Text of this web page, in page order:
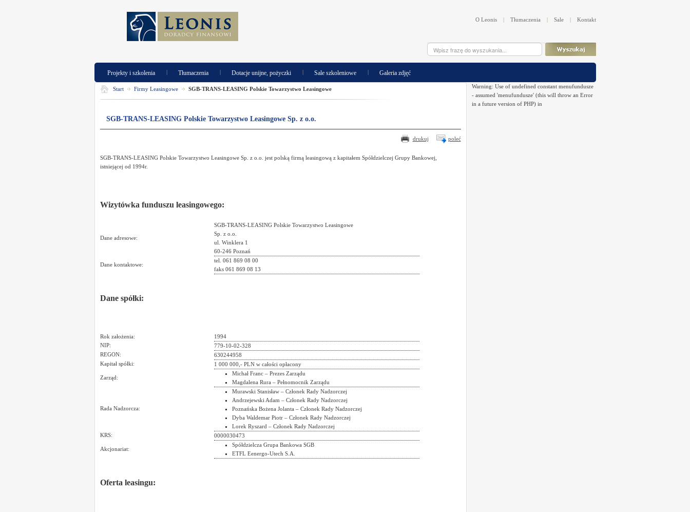
O Leonis | Tłumaczenia | Sale | Kontakt
Projekty i szkolenia | Tłumaczenia | Dotacje unijne, pożyczki | Sale szkoleniowe | Galeria zdjęć
Start Firmy Leasingowe SGB-TRANS-LEASING Polskie Towarzystwo Leasingowe
SGB-TRANS-LEASING Polskie Towarzystwo Leasingowe Sp. z o.o.
poleć
drukuj
SGB-TRANS-LEASING Polskie Towarzystwo Leasingowe Sp. z o.o. jest polską firmą leasingową z kapitałem Spółdzielczej Grupy Bankowej,
istniejącej od 1994r.
Wizytówka funduszu leasingowego:
Dane adresowe:
SGB-TRANS-LEASING Polskie Towarzystwo Leasingowe
Sp. z o.o.
ul. Winklera 1
60-246 Poznań
Dane kontaktowe:
tel. 061 869 08 00
faks 061 869 08 13
Dane spółki:
Rok założenia:
1994
NIP:
779-10-02-328
REGON:
630244958
Kapitał spółki:
1 000 000,- PLN w całości opłacony
Zarząd:
Michał Franc – Prezes Zarządu
Magdalena Rura – Pełnomocnik Zarządu
Rada Nadzorcza:
Murawski Stanisław – Członek Rady Nadzorczej
Andrzejewski Adam – Członek Rady Nadzorczej
Poznańska Bożena Jolanta – Członek Rady Nadzorczej
Dyba Waldemar Piotr – Członek Rady Nadzorczej
Lorek Ryszard – Członek Rady Nadzorczej
KRS:
0000030473
Akcjonariat:
Spółdzielcza Grupa Bankowa SGB
ETFL Eenergo-Utech S.A.
Oferta leasingu:
Warning: Use of undefined constant menufundusze
- assumed 'menufundusze' (this will throw an Error
in a future version of PHP) in